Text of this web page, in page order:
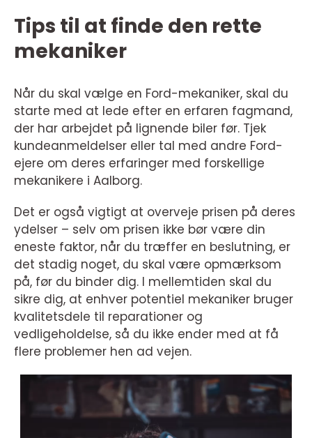
Tips til at finde den rette
mekaniker
Når du skal vælge en Ford-mekaniker, skal du
starte med at lede efter en erfaren fagmand,
der har arbejdet på lignende biler før. Tjek
kundeanmeldelser eller tal med andre Ford-
ejere om deres erfaringer med forskellige
mekanikere i Aalborg.
Det er også vigtigt at overveje prisen på deres
ydelser – selv om prisen ikke bør være din
eneste faktor, når du træffer en beslutning, er
det stadig noget, du skal være opmærksom
på, før du binder dig. I mellemtiden skal du
sikre dig, at enhver potentiel mekaniker bruger
kvalitetsdele til reparationer og
vedligeholdelse, så du ikke ender med at få
flere problemer hen ad vejen.